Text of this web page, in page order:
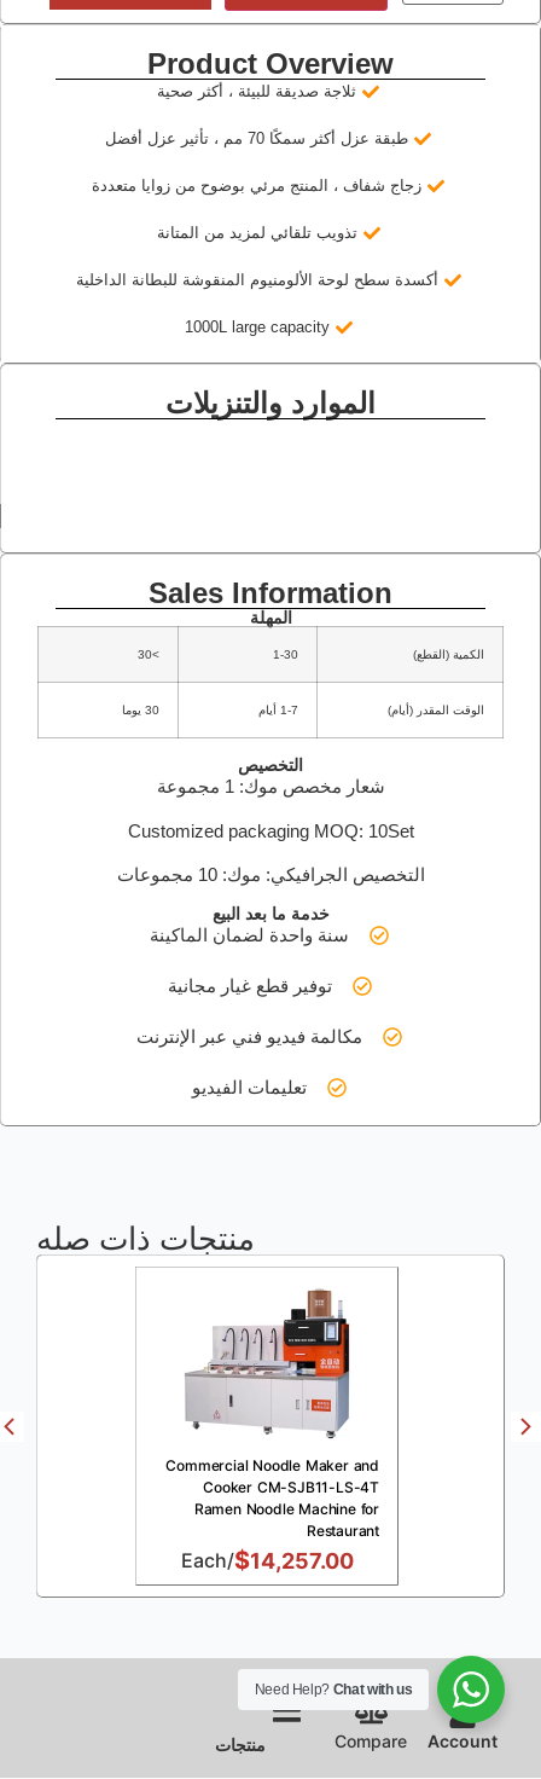
Product Overview
ثلاجة صديقة للبيئة ، أكثر صحية
طبقة عزل أكثر سمكًا 70 مم ، تأثير عزل أفضل
زجاج شفاف ، المنتج مرئي بوضوح من زوايا متعددة
تذويب تلقائي لمزيد من المتانة
أكسدة سطح لوحة الألومنيوم المنقوشة للبطانة الداخلية
1000L large capacity
الموارد والتنزيلات
Sales Information
المهلة
الكمية (القطع) 1-30
>30
الوقت المقدر (أيام) 1-7 أيام 30 يوما
التخصيص
شعار مخصص موك: 1 مجموعة
Customized packaging MOQ: 10Set
التخصيص الجرافيكي: موك: 10 مجموعات
خدمة ما بعد البيع
سنة واحدة لضمان الماكينة
توفير قطع غيار مجانية
مكالمة فيديو فني عبر الإنترنت
تعليمات الفيديو
منتجات ذات صله
Commercial Noodle Maker and
Cooker CM-SJB11-LS-4T
Ramen Noodle Machine for
Restaurant
$14,257.00
/Each
Account
Compare
0
منتجات
Need Help?Chat with us